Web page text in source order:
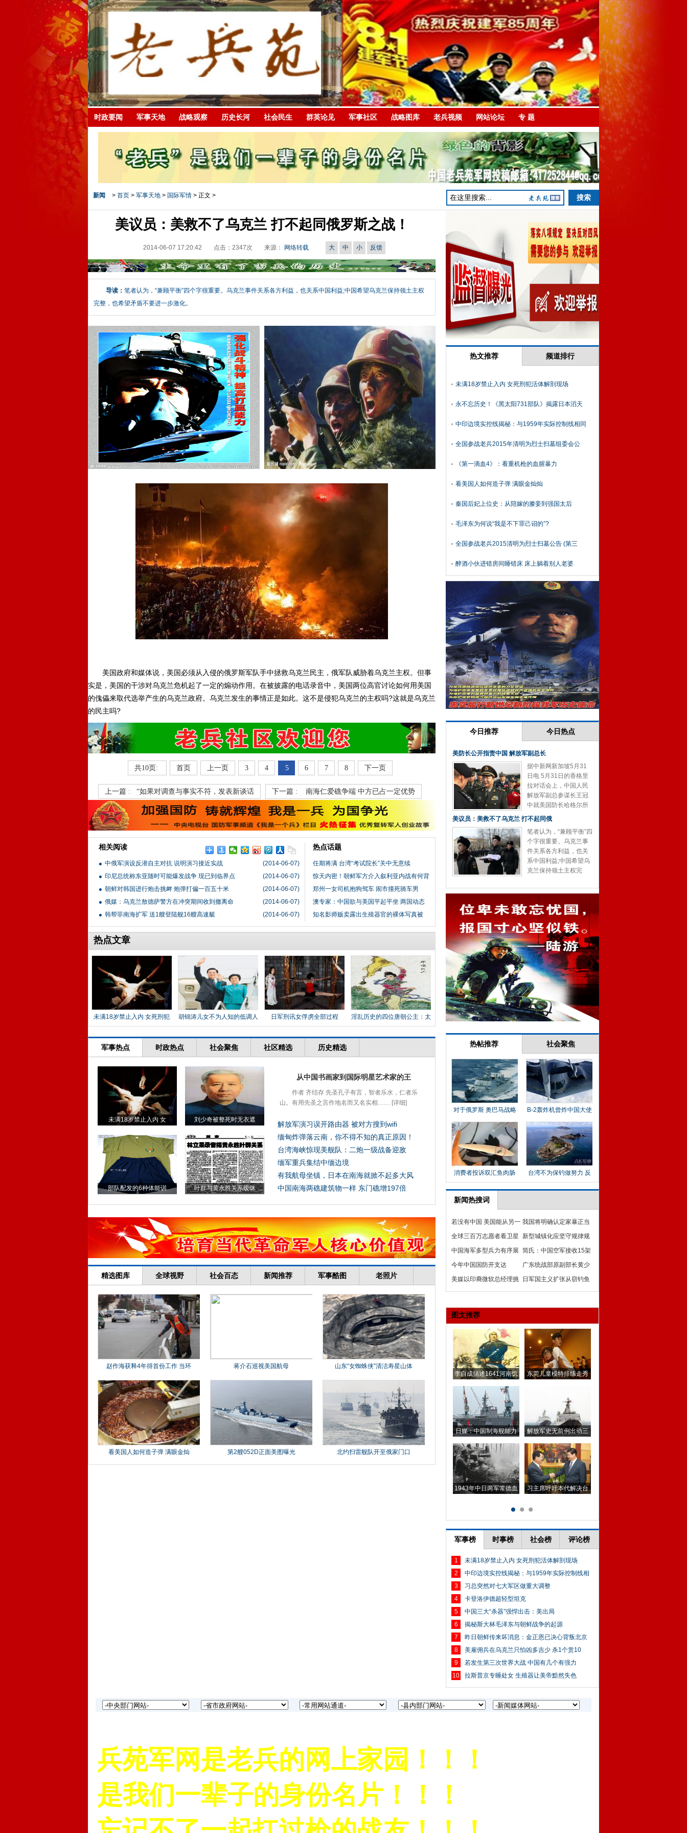
时政要闻 军事天地 战略观察 历史长河 社会民生 群英论见 军事社区 战略图库 老兵视频 网站论坛 专 题
新闻 > 首页 > 军事天地 > 国际军情 > 正文 >
美议员：美救不了乌克兰 打不起同俄罗斯之战！
2014-06-07 17:20:42 点击： 2347次 来源： 网络转载 大 中 小 反馈
导读： 笔者认为，“兼顾平衡”四个字很重要。乌克兰事件关系各方利益，也关系中国利益;中国希望乌克兰保持领土主权
完整，也希望矛盾不要进一步激化。
美国政府和媒体说，美国必须从入侵的俄罗斯军队手中拯救乌克兰民主，俄军队威胁着乌克兰主权。但事
实是，美国的干涉对乌克兰危机起了一定的煽动作用。在被披露的电话录音中，美国两位高官讨论如何用美国
的傀儡来取代选举产生的乌克兰政府。乌克兰发生的事情正是如此。这不是侵犯乌克兰的主权吗?这就是乌克兰
的民主吗?
共10页: 首页 上一页 3 4 5 6 7 8 下一页
上一篇 : “如果对调查与事实不符，发表新谈话 下一篇 : 南海仁爱礁争端 中方已占一定优势
相关阅读
(2014-06-07)
中俄军演设反潜自主对抗 说明演习接近实战
(2014-06-07)
印尼总统称东亚随时可能爆发战争 现已到临界点
(2014-06-07)
朝鲜对韩国进行炮击挑衅 炮弹打偏一百五十米
(2014-06-07)
俄媒：乌克兰敖德萨警方在冲突期间收到撤离命
(2014-06-07)
韩帮菲南海扩军 送1艘登陆舰16艘高速艇
热点话题
任期将满 台湾“考试院长”关中无意续
惊天内密！朝鲜军方介入叙利亚内战有何背
郑州一女司机抱狗驾车 闹市撞死骑车男
澳专家：中国欲与美国平起平坐 两国动态
知名影师贩卖露出生殖器官的裸体写真被
热点文章
未满18岁禁止入内 女死刑犯 胡锦涛儿女不为人知的低调人 日军刑讯女俘虏全部过程
淫乱历史的四位唐朝公主：太
平
热文推荐 频道排行
未满18岁禁止入内 女死刑犯活体解剖现场
永不忘历史！《黑太阳731部队》揭露日本滔天
中印边境实控线揭秘：与1959年实际控制线相同
全国参战老兵2015年清明为烈士扫墓组委会公
《第一滴血4》：看重机枪的血腥暴力
看美国人如何造子弹 满眼金灿灿
秦国后妃上位史：从陪嫁的媵妾到强国太后
毛泽东为何说“我是不下罪己诏的”?
全国参战老兵2015清明为烈士扫墓公告 (第三
醉酒小伙进错房间睡错床 床上躺着别人老婆
新闻热搜词
若没有中国 美国能从另一
半亚洲得到什么呢
我国将明确认定家暴正当
防卫:免刑罚或轻判
全球三百万志愿者看卫星
图搜寻马航失联客机
新型城镇化应坚守规律规
划规则
中国海军多型兵力有序展
开马航失联飞机搜救行动
简氏：中国空军接收15架
轰-6K 携6枚巡航导弹
今年中国国防开支达
8082.3亿元 增幅12.2%
广东统战部原副部长黄少
雄等人被裁定不予减刑
美媒以印裔微软总经理挑
拔中印关系
日军国主义扩张从窃钓鱼
岛割台湾开始
军事榜 时事榜 社会榜 评论榜
1
未满18岁禁止入内 女死刑犯活体解剖现场
2
中印边境实控线揭秘：与1959年实际控制线相
3
习总突然对七大军区做重大调整
4
卡登洛伊德超轻型坦克
5
中国三大“杀器”强悍出击：美出局
6
揭秘斯大林毛泽东与朝鲜战争的起源
7
昨日朝鲜传来坏消息：金正恩已决心背叛北京
8
美雇佣兵在乌克兰只怕凶多吉少 杀1个赏10
9
若发生第三次世界大战 中国有几个有强力
10
拉斯普京专睡处女 生殖器让美帝黯然失色
国老兵苑军网是老兵的网上家园！！！
兵”是我们一辈子的身份名片！！！